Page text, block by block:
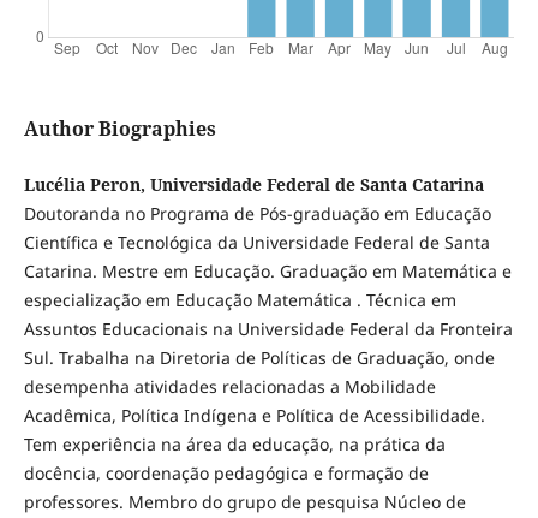
Author Biographies
Lucélia Peron, Universidade Federal de Santa Catarina
Doutoranda no Programa de Pós-graduação em Educação
Científica e Tecnológica da Universidade Federal de Santa
Catarina. Mestre em Educação. Graduação em Matemática e
especialização em Educação Matemática . Técnica em
Assuntos Educacionais na Universidade Federal da Fronteira
Sul. Trabalha na Diretoria de Políticas de Graduação, onde
desempenha atividades relacionadas a Mobilidade
Acadêmica, Política Indígena e Política de Acessibilidade.
Tem experiência na área da educação, na prática da
docência, coordenação pedagógica e formação de
professores. Membro do grupo de pesquisa Núcleo de